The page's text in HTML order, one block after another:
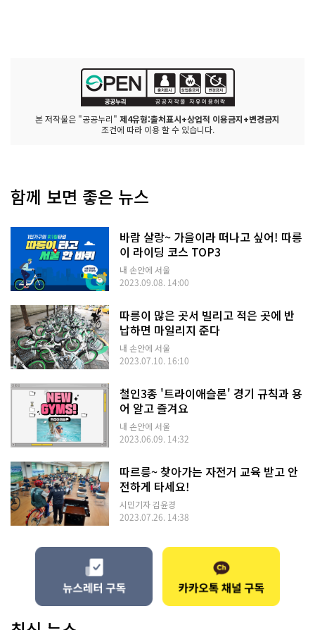
본 저작물은 "공공누리" 제4유형:출처표시+상업적 이용금지+변경금지
조건에 따라 이용 할 수 있습니다.
함께 보면 좋은 뉴스
바람 살랑~ 가을이라 떠나고 싶어! 따릉
이 라이딩 코스 TOP3
내 손안에 서울
2023.09.08. 14:00
따릉이 많은 곳서 빌리고 적은 곳에 반
납하면 마일리지 준다
내 손안에 서울
2023.07.10. 16:10
철인3종 '트라이애슬론' 경기 규칙과 용
어 알고 즐겨요
내 손안에 서울
2023.06.09. 14:32
따르릉~ 찾아가는 자전거 교육 받고 안
전하게 타세요!
시민기자 김윤경
2023.07.26. 14:38